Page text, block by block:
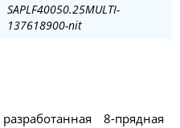
SAPLF40050.25MULTI-
137618900-nit
8-прядная